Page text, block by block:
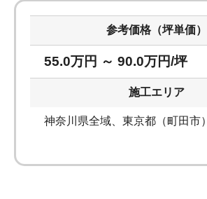
参考価格（坪単価）
55.0万円 ～ 90.0万円/坪
施工エリア
神奈川県全域、東京都（町田市）